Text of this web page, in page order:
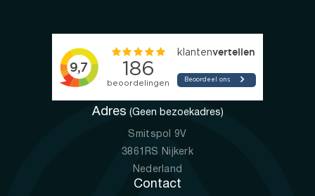
Adres (Geen bezoekadres)
Smitspol 9V
3861RS Nijkerk
Nederland
Contact